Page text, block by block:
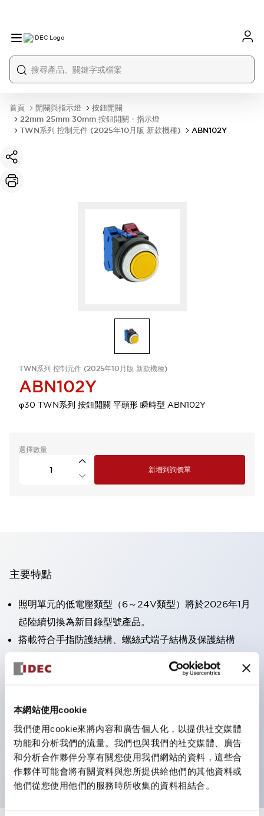
本網站使用cookie
我們使用cookie來將內容和廣告個人化，以提供社交媒體
功能和分析我們的流量。我們也與我們的社交媒體、廣告
和分析合作夥伴分享有關您使用我們網站的資料，這些合
作夥伴可能會將有關資料與您所提供給他們的其他資料或
他們從您使用他們的服務時所收集的資料相結合。
首頁 開關與指示燈
按鈕開關
22mm 25mm 30mm 按鈕開關・指示燈
TWN系列 控制元件 (2025年10月版 新款機種)
ABN102Y
TWN系列 控制元件 (2025年10月版 新款機種)
ABN102Y
φ30 TWN系列 按鈕開關 平頭形 瞬時型 ABN102Y
選擇數量
新增到詢價單
主要特點
照明單元的低電壓類型（6～24V類型）將於2026年1月
起陸續切換為新目錄型號產品。
搭載符合手指防護結構、螺絲式端子結構及保護結構
可搭載高電壓類型的LED燈泡，直接型的額定使用電壓
一顆LED燈泡（LSRD燈泡）即可表現六種顏色。過去分
別為每種顏色設計的LED燈泡，現在可用一顆單色LED
燈泡來表現各種顏色。
主要機種具備UL、CSA認證及符合EN標準。